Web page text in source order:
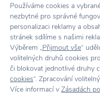
Odesláním
Používáme cookies a
nezbytné pro správné
personalizaci reklamy a
stránek sdílíme s našimi
Výběrem „Přijmout vše“
volitelných druhů cookies
či blokovat jednotlivé druhy
cookies“. Zpracování
Více informací v Zásadách